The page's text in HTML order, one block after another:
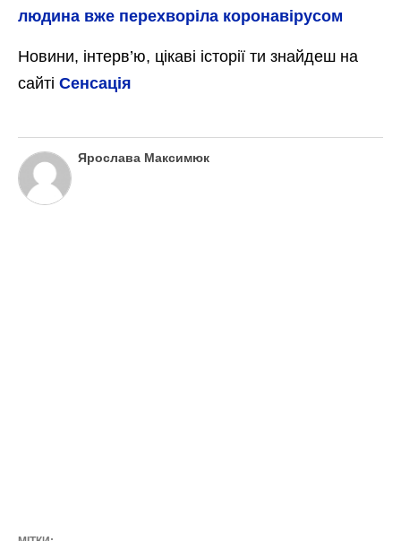
людина вже перехворіла коронавірусом
Новини, інтерв’ю, цікаві історії ти знайдеш на
сайті Сенсація
Ярослава Максимюк